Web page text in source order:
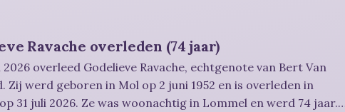
Ravache overleden (74 jaar)
2026 overleed Godelieve Ravache, echtgenote van Bert Van
Zij werd geboren in Mol op 2 juni 1952 en is overleden in
31 juli 2026. Ze was woonachtig in Lommel en werd 74 jaar.